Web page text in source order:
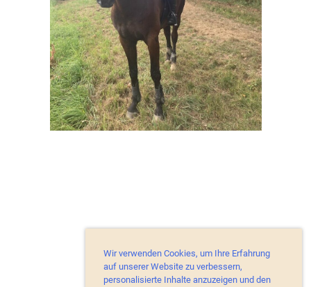
Wir verwenden Cookies, um Ihre Erfahrung
auf unserer Website zu verbessern,
personalisierte Inhalte anzuzeigen und den